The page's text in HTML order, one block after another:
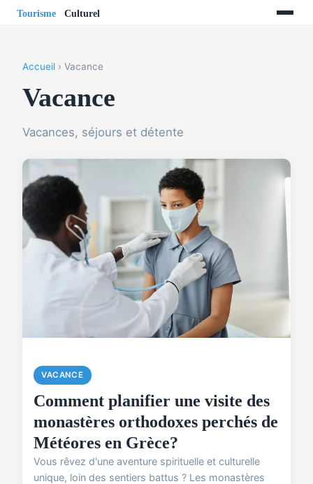
Accueil › Vacance
Vacance
Vacances, séjours et détente
VACANCE
Comment planifier une visite des
monastères orthodoxes perchés de
Météores en Grèce?
Vous rêvez d'une aventure spirituelle et culturelle
unique, loin des sentiers battus ? Les monastères